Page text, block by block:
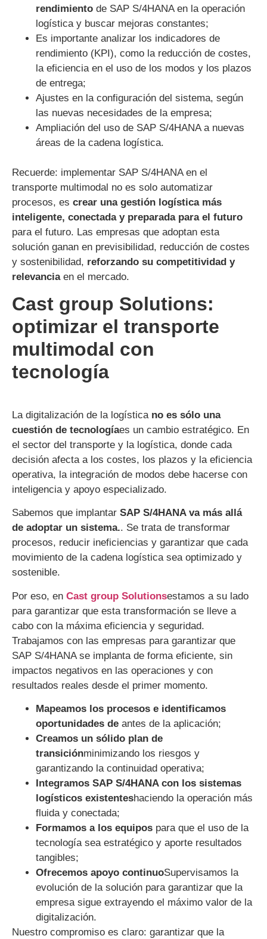
rendimiento de SAP S/4HANA en la operación
logística y buscar mejoras constantes;
Es importante analizar los indicadores de
rendimiento (KPI), como la reducción de costes,
la eficiencia en el uso de los modos y los plazos
de entrega;
Ajustes en la configuración del sistema, según
las nuevas necesidades de la empresa;
Ampliación del uso de SAP S/4HANA a nuevas
áreas de la cadena logística.
Recuerde: implementar SAP S/4HANA en el
transporte multimodal no es solo automatizar
procesos, es crear una gestión logística más
inteligente, conectada y preparada para el futuro
para el futuro. Las empresas que adoptan esta
solución ganan en previsibilidad, reducción de costes
y sostenibilidad, reforzando su competitividad y
relevancia en el mercado.
Cast group Solutions:
optimizar el transporte
multimodal con
tecnología
La digitalización de la logística no es sólo una
cuestión de tecnologíaes un cambio estratégico. En
el sector del transporte y la logística, donde cada
decisión afecta a los costes, los plazos y la eficiencia
operativa, la integración de modos debe hacerse con
inteligencia y apoyo especializado.
Sabemos que implantar SAP S/4HANA va más allá
de adoptar un sistema.. Se trata de transformar
procesos, reducir ineficiencias y garantizar que cada
movimiento de la cadena logística sea optimizado y
sostenible.
Por eso, en Cast group Solutionsestamos a su lado
para garantizar que esta transformación se lleve a
cabo con la máxima eficiencia y seguridad.
Trabajamos con las empresas para garantizar que
SAP S/4HANA se implanta de forma eficiente, sin
impactos negativos en las operaciones y con
resultados reales desde el primer momento.
Mapeamos los procesos e identificamos
oportunidades de antes de la aplicación;
Creamos un sólido plan de
transiciónminimizando los riesgos y
garantizando la continuidad operativa;
Integramos SAP S/4HANA con los sistemas
logísticos existenteshaciendo la operación más
fluida y conectada;
Formamos a los equipos para que el uso de la
tecnología sea estratégico y aporte resultados
tangibles;
Ofrecemos apoyo continuoSupervisamos la
evolución de la solución para garantizar que la
empresa sigue extrayendo el máximo valor de la
digitalización.
Nuestro compromiso es claro: garantizar que la